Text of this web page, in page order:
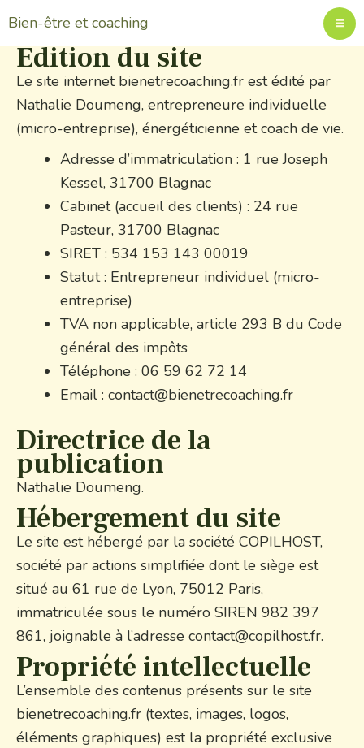
au
contenu
Bien-être et coaching
Édition du site
Le site internet bienetrecoaching.fr est édité par
Nathalie Doumeng, entrepreneure individuelle
(micro-entreprise), énergéticienne et coach de vie.
Adresse d’immatriculation : 1 rue Joseph
Kessel, 31700 Blagnac
Cabinet (accueil des clients) : 24 rue
Pasteur, 31700 Blagnac
SIRET : 534 153 143 00019
Statut : Entrepreneur individuel (micro-
entreprise)
TVA non applicable, article 293 B du Code
général des impôts
Téléphone : 06 59 62 72 14
Email : contact@bienetrecoaching.fr
Directrice de la
publication
Nathalie Doumeng.
Hébergement du site
Le site est hébergé par la société COPILHOST,
société par actions simplifiée dont le siège est
situé au 61 rue de Lyon, 75012 Paris,
immatriculée sous le numéro SIREN 982 397
861, joignable à l’adresse contact@copilhost.fr.
Propriété intellectuelle
L’ensemble des contenus présents sur le site
bienetrecoaching.fr (textes, images, logos,
éléments graphiques) est la propriété exclusive